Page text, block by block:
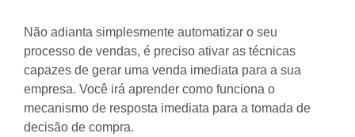
Não adianta simplesmente automatizar o seu
processo de vendas, é preciso ativar as técnicas
capazes de gerar uma venda imediata para a sua
empresa. Você irá aprender como funciona o
mecanismo de resposta imediata para a tomada de
decisão de compra.